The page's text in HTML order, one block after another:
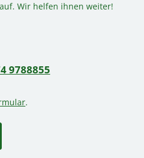
Wir helfen ihnen weiter!
9788855
.